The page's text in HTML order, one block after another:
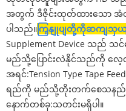
အတွက် ဒီဇိုင်းထုတ်ထားသော အံဝင်ခွ
ပါသည်။ကြှနျုပျတို့ကိုဆကျသှယ
Supplement Device သ
မည်သို့ပြောင်းလဲနိုင်သည်ကို လေ့
အရင်:Tension Type Tape
ရည်ကို မည်သို့တိုးတက်စေသနည်
နောက်တစ်ခု:သတင်းမရှိပါ။